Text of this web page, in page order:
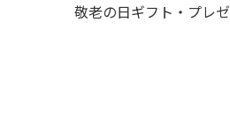
敬老の日ギフト・プレ